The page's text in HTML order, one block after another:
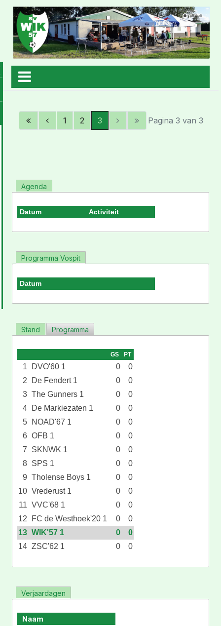
1 2 3 Pagina 3 van 3
Agenda
Datum Activiteit
Programma Vospit
Datum
Stand Programma
GS PT
1 DVO'60 1 0
0
2
De Fendert 1 0
0
3 The Gunners 1 0
0
4
De Markiezaten 1 0
0
5
NOAD'67 1 0
0
6 OFB 1 0
0
7
SKNWK 1 0
0
8 SPS 1 0
0
9 Tholense Boys 1 0
0
10 Vrederust 1 0
0
11 VVC'68 1 0
0
12
FC de Westhoek'20 1 0
0
13 WIK'57 1 0
0
14 ZSC'62 1 0 0
Verjaardagen
Naam